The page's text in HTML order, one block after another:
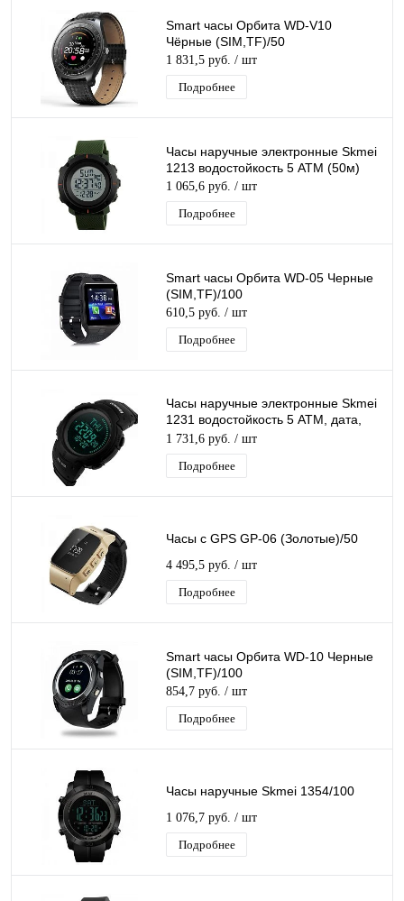
Smart часы Орбита WD-V10
Чёрные (SIM,TF)/50
1 831,5 руб. / шт
Подробнее
Часы наручные электронные Skmei
1213 водостойкость 5 АТМ (50м)
1 065,6 руб. / шт
Подробнее
Smart часы Орбита WD-05 Черные
(SIM,TF)/100
610,5 руб. / шт
Подробнее
Часы наручные электронные Skmei
1231 водостойкость 5 АТМ, дата,
будильник, секундомер, подсветка
1 731,6 руб. / шт
Подробнее
Часы с GPS GP-06 (Золотые)/50
4 495,5 руб. / шт
Подробнее
Smart часы Орбита WD-10 Черные
(SIM,TF)/100
854,7 руб. / шт
Подробнее
Часы наручные Skmei 1354/100
1 076,7 руб. / шт
Подробнее